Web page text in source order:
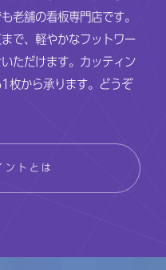
老舗の看板専門店です。
で、軽やかなフットワー
ただけます。カッティン
枚から承ります。どうぞ
ントとは